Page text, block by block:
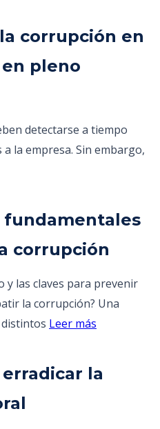
corrupción en
pleno
detectarse a tiempo
la empresa. Sin embargo,
fundamentales
corrupción
y las claves para prevenir
la corrupción? Una
Leer más
la